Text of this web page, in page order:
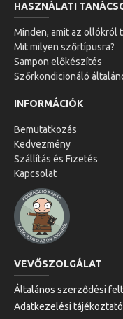
HASZNÁLATI
Minden, amit az ollókról
Mit milyen szőrtípusra?
Sampon előkészítés
Szőrkondicionáló
INFORMÁCIÓK
Bemutatkozás
Kedvezmény
Szállítás és Fizetés
Kapcsolat
VEVŐSZOLGÁLAT
Általános szerződési
Adatkezelési tájékoztató